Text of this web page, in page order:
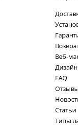
Веб-
FAQ
Отзывы
Статьи
Типы